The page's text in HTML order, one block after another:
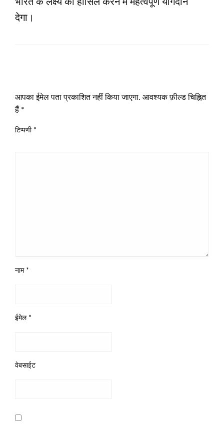
भारत के लक्ष्य को हासिल करने में महत्वपूर्ण योगदान
देगा।
आपका ईमेल पता प्रकाशित नहीं किया जाएगा. आवश्यक फ़ील्ड चिह्नित
हैं *
टिप्पणी *
नाम *
ईमेल *
वेबसाईट